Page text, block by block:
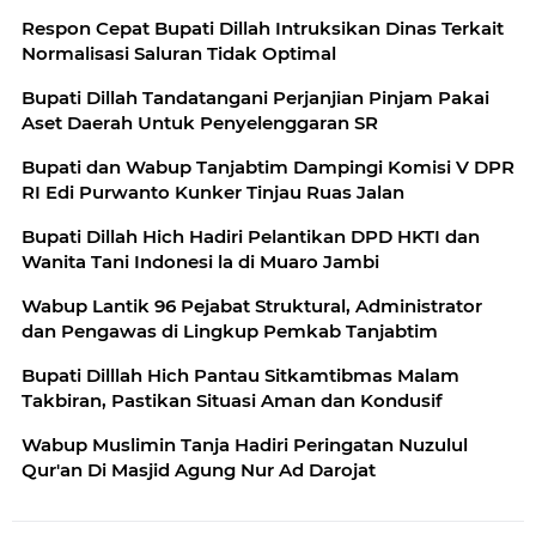
Respon Cepat Bupati Dillah Intruksikan Dinas Terkait
Normalisasi Saluran Tidak Optimal
Bupati Dillah Tandatangani Perjanjian Pinjam Pakai
Aset Daerah Untuk Penyelenggaran SR
Bupati dan Wabup Tanjabtim Dampingi Komisi V DPR
RI Edi Purwanto Kunker Tinjau Ruas Jalan
Bupati Dillah Hich Hadiri Pelantikan DPD HKTI dan
Wanita Tani Indonesi la di Muaro Jambi
Wabup Lantik 96 Pejabat Struktural, Administrator
dan Pengawas di Lingkup Pemkab Tanjabtim
Bupati Dilllah Hich Pantau Sitkamtibmas Malam
Takbiran, Pastikan Situasi Aman dan Kondusif
Wabup Muslimin Tanja Hadiri Peringatan Nuzulul
Qur'an Di Masjid Agung Nur Ad Darojat